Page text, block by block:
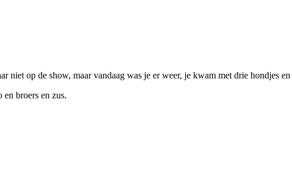
niet op de show, maar vandaag was je er weer, je kwam met drie hondjes
broers en zus.